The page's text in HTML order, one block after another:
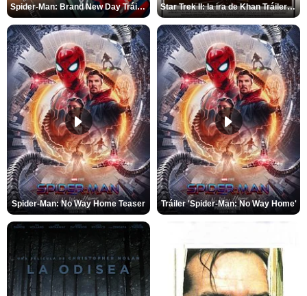
Spider-Man: Brand New Day Tráiler (3) Star Trek II: la ira de Khan Tráiler VO
Spider-Man: No Way Home Teaser Tráiler 'Spider-Man: No Way Home'